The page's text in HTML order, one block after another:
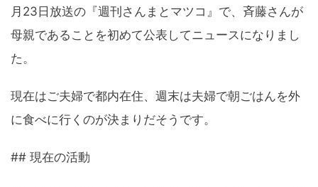
月23日放送の『週刊さんまとマツコ』で、斉藤さんが
母親であることを初めて公表してニュースになりまし
た。
現在はご夫婦で都内在住、週末は夫婦で朝ごはんを外
に食べに行くのが決まりだそうです。
## 現在の活動